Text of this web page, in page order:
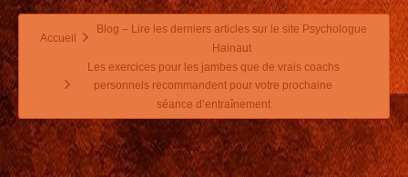
Accueil
Blog – Lire les derniers articles sur le site Psychologue
Hainaut
Les exercices pour les jambes que de vrais coachs
personnels recommandent pour votre prochaine
séance d’entraînement